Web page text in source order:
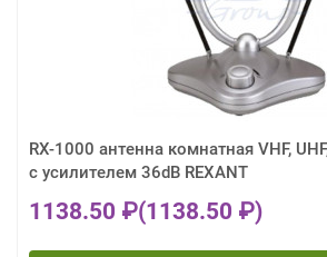
RX-1000 антенна комнатная VHF,
с усилителем 36dB REXANT
1138.50 ₽(1138.50 ₽)